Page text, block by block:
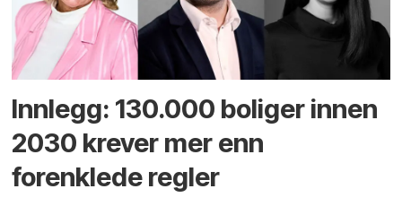
Innlegg: 130.000 boliger innen
2030 krever mer enn
forenklede regler